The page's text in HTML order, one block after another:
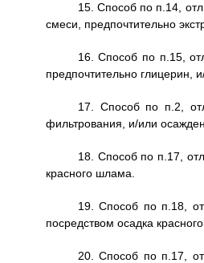
15. Способ по п.14,
смеси, предпочтительно
16. Способ по п.15,
предпочтительно глицерин,
17. Способ по п.2,
фильтрования, и/или
18. Способ по п.17,
красного шлама.
19. Способ по п.18,
посредством осадка
20. Способ по п.17,